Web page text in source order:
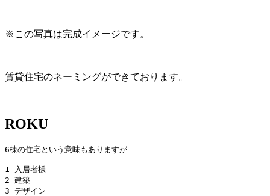
※この写真は完成イメージです。
賃貸住宅のネーミングができております。
ROKU
6棟の住宅という意味もありますが
1 入居者様
2 建築
3 デザイン